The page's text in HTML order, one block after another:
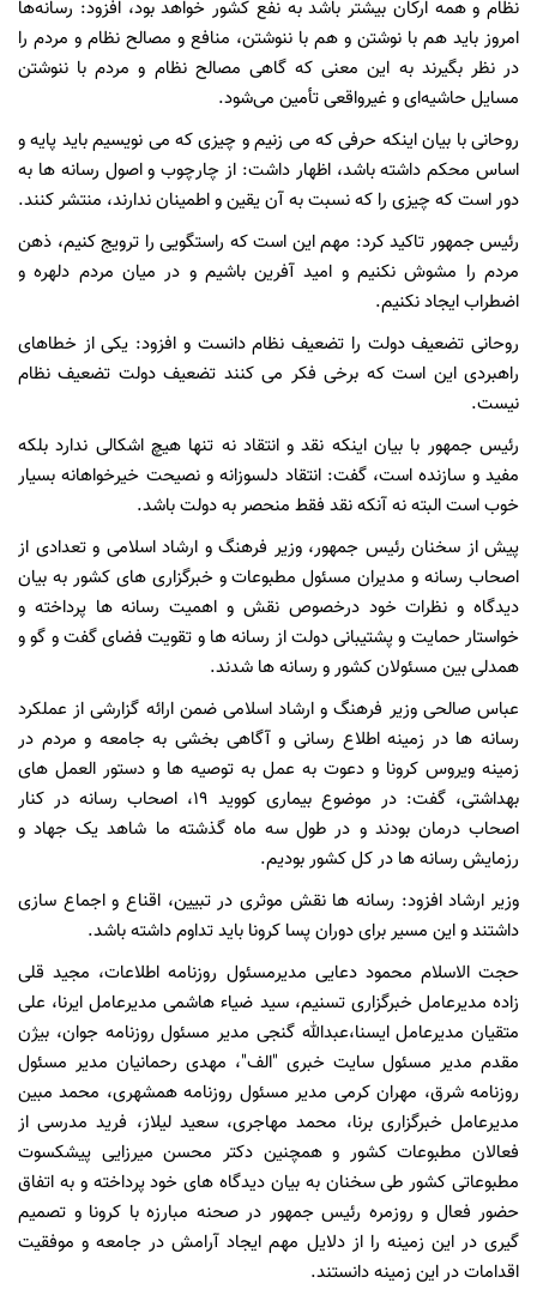
نظام و همه ارکان بیشتر باشد به نفع کشور خواهد بود، افزود: رسانه‌ها
امروز باید هم با نوشتن و هم با ننوشتن، منافع و مصالح نظام و مردم را
در نظر بگیرند به این معنی که گاهی مصالح نظام و مردم با ننوشتن
مسایل حاشیه‌ای و غیرواقعی تأمین می‌شود.
روحانی با بیان اینکه حرفی که می زنیم و چیزی که می نویسیم باید پایه و
اساس محکم داشته باشد، اظهار داشت: از چارچوب و اصول رسانه ها به
دور است که چیزی را که نسبت به آن یقین و اطمینان ندارند، منتشر کنند.
رئیس جمهور تاکید کرد: مهم این است که راستگویی را ترویج کنیم، ذهن
مردم را مشوش نکنیم و امید آفرین باشیم و در میان مردم دلهره و
اضطراب ایجاد نکنیم.
روحانی تضعیف دولت را تضعیف نظام دانست و افزود: یکی از خطاهای
راهبردی این است که برخی فکر می کنند تضعیف دولت تضعیف نظام
نیست.
رئیس جمهور با بیان اینکه نقد و انتقاد نه تنها هیچ اشکالی ندارد بلکه
مفید و سازنده است، گفت: انتقاد دلسوزانه و نصیحت خیرخواهانه بسیار
خوب است البته نه آنکه نقد فقط منحصر به دولت باشد.
پیش از سخنان رئیس جمهور، وزیر فرهنگ و ارشاد اسلامی و تعدادی از
اصحاب رسانه و مدیران مسئول مطبوعات و خبرگزاری های کشور به بیان
دیدگاه و نظرات خود درخصوص نقش و اهمیت رسانه ها پرداخته و
خواستار حمایت و پشتیبانی دولت از رسانه ها و تقویت فضای گفت و گو و
همدلی بین مسئولان کشور و رسانه ها شدند.
عباس صالحی وزیر فرهنگ و ارشاد اسلامی ضمن ارائه گزارشی از عملکرد
رسانه ها در زمینه اطلاع رسانی و آگاهی بخشی به جامعه و مردم در
زمینه ویروس کرونا و دعوت به عمل به توصیه ها و دستور العمل های
بهداشتی، گفت: در موضوع بیماری کووید 19، اصحاب رسانه در کنار
اصحاب درمان بودند و در طول سه ماه گذشته ما شاهد یک جهاد و
رزمایش رسانه ها در کل کشور بودیم.
وزیر ارشاد افزود: رسانه ها نقش موثری در تبیین، اقناع و اجماع سازی
داشتند و این مسیر برای دوران پسا کرونا باید تداوم داشته باشد.
حجت الاسلام محمود دعایی مدیرمسئول روزنامه اطلاعات، مجید قلی
زاده مدیرعامل خبرگزاری تسنیم، سید ضیاء هاشمی مدیرعامل ایرنا، علی
متقیان مدیرعامل ایسنا،عبدالله گنجی مدیر مسئول روزنامه جوان، بیژن
مقدم مدیر مسئول سایت خبری "الف"، مهدی رحمانیان مدیر مسئول
روزنامه شرق، مهران کرمی مدیر مسئول روزنامه همشهری، محمد مبین
مدیرعامل خبرگزاری برنا، محمد مهاجری، سعید لیلاز، فرید مدرسی از
فعالان مطبوعات کشور و همچنین دکتر محسن میرزایی پیشکسوت
مطبوعاتی کشور طی سخنان به بیان دیدگاه های خود پرداخته و به اتفاق
حضور فعال و روزمره رئیس جمهور در صحنه مبارزه با کرونا و تصمیم
گیری در این زمینه را از دلایل مهم ایجاد آرامش در جامعه و موفقیت
اقدامات در این زمینه دانستند.